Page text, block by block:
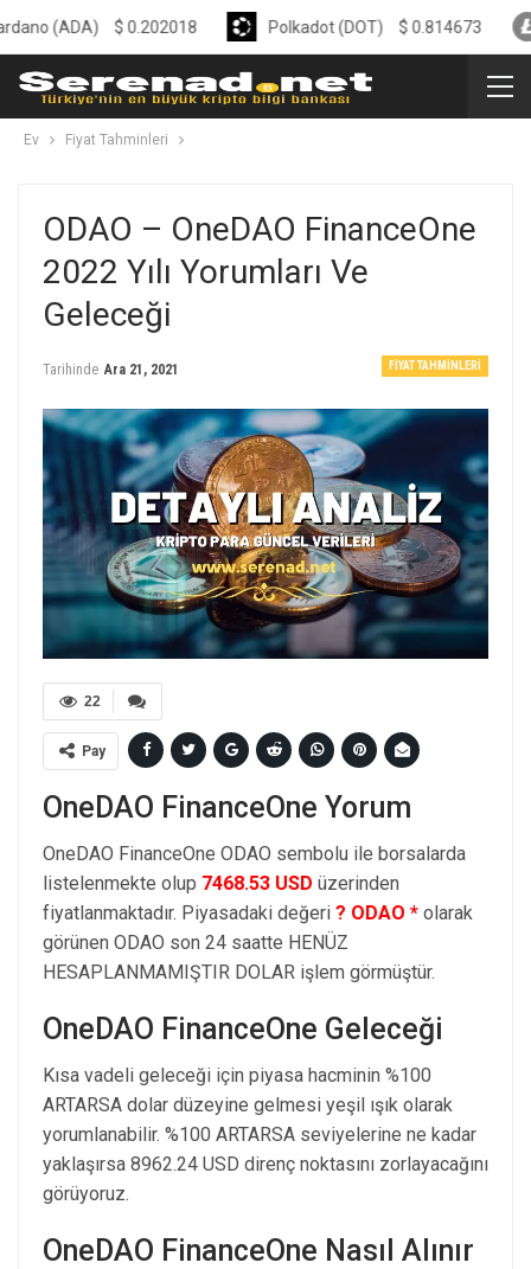
Ev Fiyat Tahminleri
ODAO – OneDAO FinanceOne
2022 Yılı Yorumları Ve
Geleceği
FIYAT TAHMINLERI
Tarihinde Ara 21, 2021
22
Pay
OneDAO FinanceOne Yorum
OneDAO FinanceOne ODAO sembolu ile borsalarda
listelenmekte olup 7468.53 USD üzerinden
fiyatlanmaktadır. Piyasadaki değeri ? ODAO * olarak
görünen ODAO son 24 saatte HENÜZ
HESAPLANMAMIŞTIR DOLAR işlem görmüştür.
OneDAO FinanceOne Geleceği
Kısa vadeli geleceği için piyasa hacminin %100
ARTARSA dolar düzeyine gelmesi yeşil ışık olarak
yorumlanabilir. %100 ARTARSA seviyelerine ne kadar
yaklaşırsa 8962.24 USD direnç noktasını zorlayacağını
görüyoruz.
OneDAO FinanceOne Nasıl Alınır
$ 0.202018 Polkadot (DOT) $0.814673